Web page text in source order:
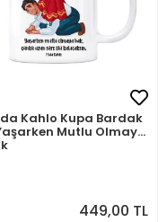
Kahlo Kupa Bardak
Mutlu Olmaya
449,00 TL